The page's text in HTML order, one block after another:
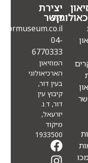
דור,
קיבוץ עין
ד.נ.